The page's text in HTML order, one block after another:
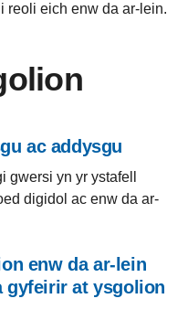
reoli eich enw da ar-lein.
ac addysgu
gwersi yn yr ystafell
digidol ac enw da ar-
enw da ar-lein
gyfeirir at ysgolion